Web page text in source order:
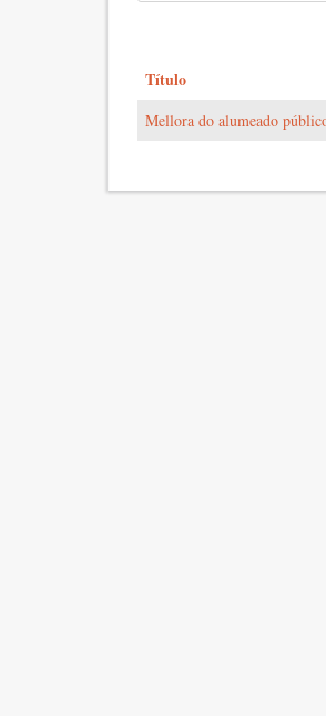
Título
Mellora do alumeado